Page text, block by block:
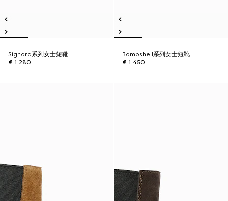
Signora系列女士短靴
€ 1.280
Bombshell系列女士短靴
€ 1.450